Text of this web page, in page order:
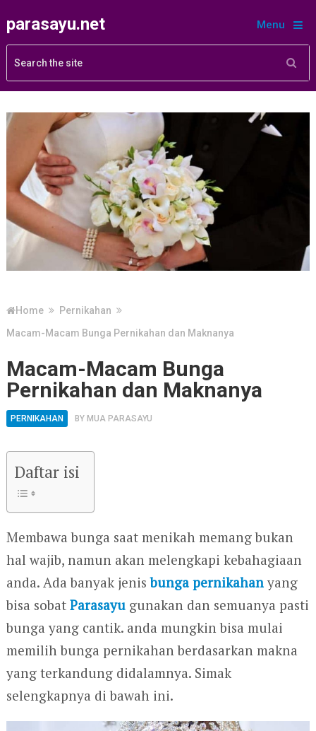
parasayu.net Menu
Home
Pernikahan
Macam-Macam Bunga Pernikahan dan Maknanya
Macam-Macam Bunga
Pernikahan dan Maknanya
PERNIKAHAN BY MUA PARASAYU
Daftar isi
Membawa bunga saat menikah memang bukan
hal wajib, namun akan melengkapi kebahagiaan
anda. Ada banyak jenisbunga pernikahanyang
bisa sobat Parasayugunakan dan semuanya pasti
bunga yang cantik. anda mungkin bisa mulai
memilih bunga pernikahan berdasarkan makna
yang terkandung didalamnya. Simak
selengkapnya di bawah ini.